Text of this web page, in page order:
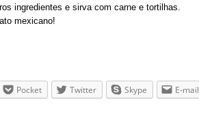
ingredientes e sirva com carne e tortilhas.
mexicano!
Pocket Twitter Skype E-mail